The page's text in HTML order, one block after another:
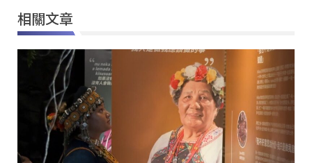
相關文章